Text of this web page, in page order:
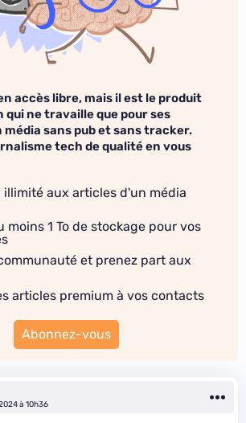
accès libre, mais il est le produit
ne travaille que pour ses
média sans pub et sans tracker.
tech de qualité en vous
illimité aux articles d'un média
moins 1 To de stockage pour vos
et prenez part aux
articles premium à vos contacts
Abonnez-vous
à 10h36